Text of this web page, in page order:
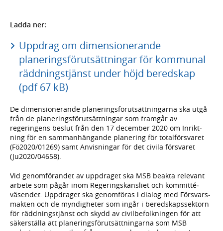
Ladda ner:
Uppdrag om dimen­sionerande
planerings­förutsätt­ningar för kommunal
räddnings­tjänst under höjd bered­skap
(pdf 67 kB)
De dimen­sione­rande planerings­förutsätt­ningarna ska utgå
från de planerings­förutsätt­ningar som framgår av
regeringens beslut från den 17 december 2020 om Inrikt­
ning för en samman­hängande planering för total­försvaret
(Fö2020/01269) samt Anvis­ningar för det civila försvaret
(Ju2020/04658).
Vid genom­förandet av upp­draget ska MSB beakta relevant
arbete som pågår inom Regerings­kansliet och kom­mitté­
väsendet. Uppdraget ska genom­föras i dialog med Försvars­
makten och de myndig­heter som ingår i bered­skaps­sektorn
för rädd­nings­tjänst och skydd av civil­befolk­ningen för att
säker­ställa att planerings­förutsätt­ningarna som MSB